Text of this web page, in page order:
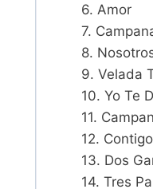
6. Amor
7.
8.
9. Velada
10. Yo Te
11.
12.
13. Dos
14. Tres